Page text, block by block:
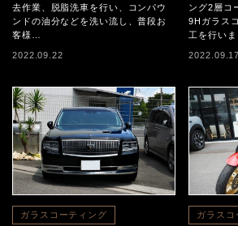
去作業、脱脂洗車を行い、コンパウ
ンドの油分などを洗い流し、普段お
客様…
2022.09.22
ング2層コ
9Hガラス
工を行いま
2022.09.17
ガラスコーティング ガラスコ